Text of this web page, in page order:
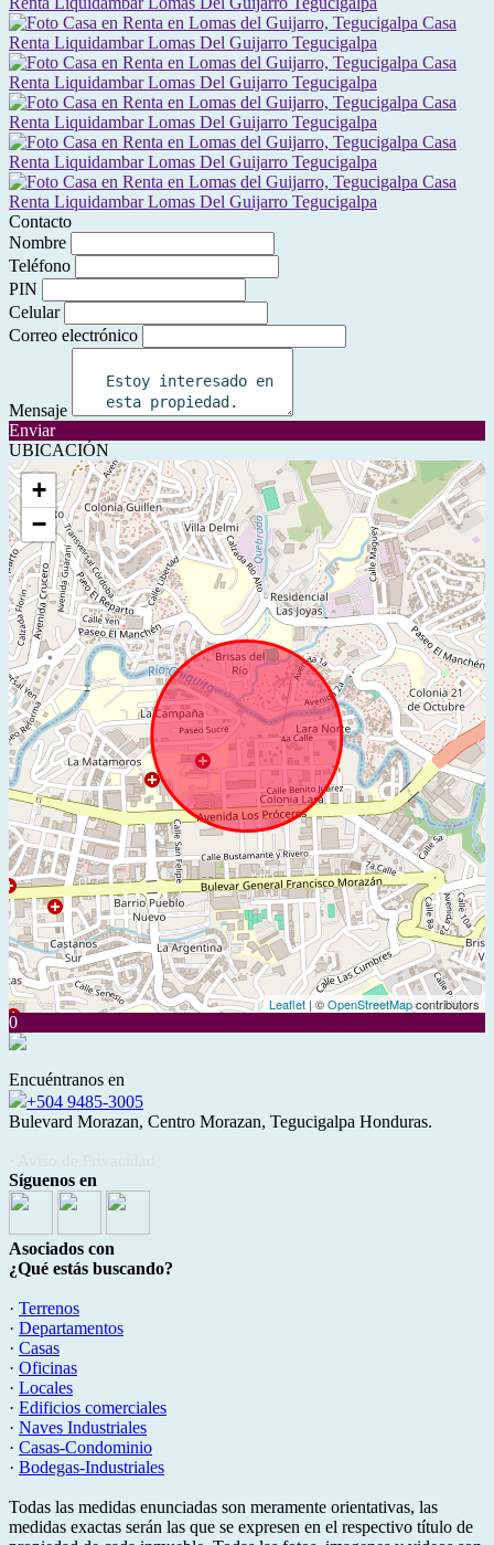
Contacto
Nombre
Teléfono
PIN
Celular
Correo electrónico
Mensaje
Enviar
UBICACIÓN
+
−
Leaflet | ©OpenStreetMapcontributors
0
Encuéntranos en
+504 9485-3005
Bulevard Morazan, Centro Morazan, Tegucigalpa Honduras.
Síguenos en
Asociados con
¿Qué estás buscando?
· Terrenos
· Departamentos
· Casas
· Oficinas
· Locales
· Edificios comerciales
· Naves Industriales
· Casas-Condominio
· Bodegas-Industriales
Todas las medidas enunciadas son meramente orientativas, las
medidas exactas serán las que se expresen en el respectivo título de